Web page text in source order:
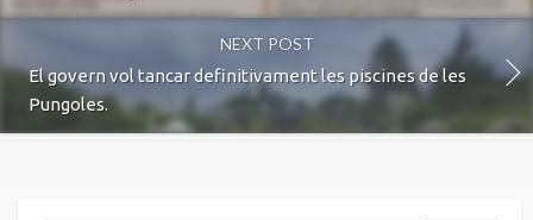
NEXT POST
El govern vol tancar definitivament les piscines de les
Pungoles.